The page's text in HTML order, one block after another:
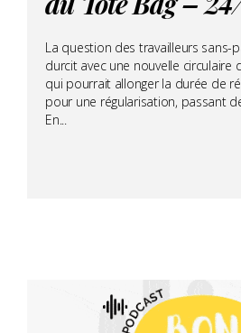
du Tote Bag –
La question des travailleurs sans-
durcit avec une nouvelle circulaire
qui pourrait allonger la durée de
pour une régularisation, passant
En...